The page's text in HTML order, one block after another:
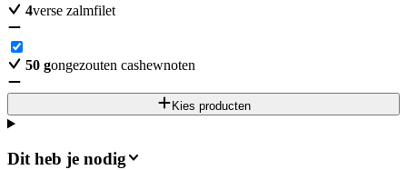
4verse zalmfilet
50 gongezouten cashewnoten
Kies producten
Dit heb je nodig